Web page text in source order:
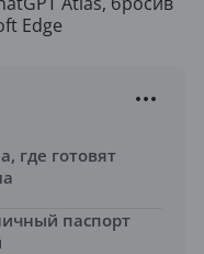
Edge
где готовят
паспорт